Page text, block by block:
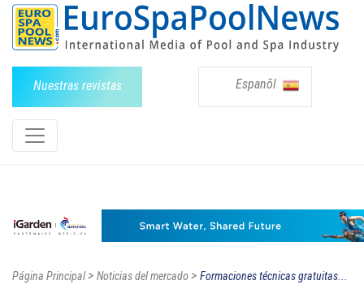
Nuestras revistas Espanõl
Página Principal> Noticias del mercado > Formaciones técnicas gratuitas...